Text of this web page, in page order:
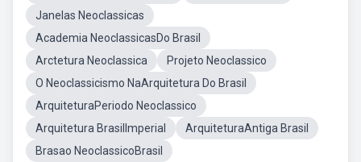
Janelas Neoclassicas
Academia NeoclassicasDo Brasil
Arctetura Neoclassica
Projeto Neoclassico
O Neoclassicismo NaArquitetura Do Brasil
ArquiteturaPeriodo Neoclassico
Arquitetura BrasilImperial
ArquiteturaAntiga Brasil
Brasao NeoclassicoBrasil